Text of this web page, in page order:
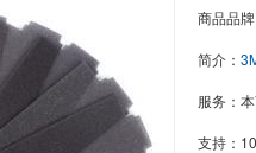
商品品
简介：
服务：
支持：